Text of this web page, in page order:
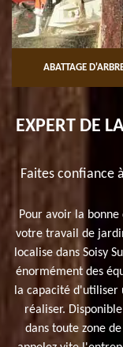
ABATTAGE
EXPERT DE
Faites confiance
Pour avoir la
votre travail de
localise dans Soisy
énormément des
la capacité d'utiliser
réaliser.
dans toute zone